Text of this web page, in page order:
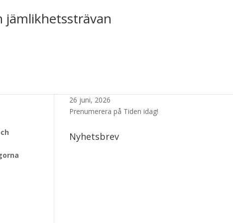
jämlikhetssträvan
26 juni, 2026
Prenumerera på Tiden idag!
Nyhetsbrev